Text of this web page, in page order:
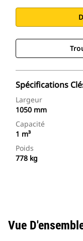
Spécifications
Largeur
1050 mm
Capacité
1 m³
Poids
778 kg
Vue